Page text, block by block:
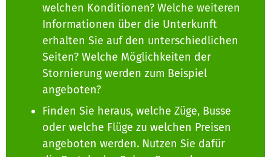
welchen Konditionen? Welche weiteren
Informationen über die Unterkunft
erhalten Sie auf den unterschiedlichen
Seiten? Welche Möglichkeiten der
Stornierung werden zum Beispiel
angeboten?
Finden Sie heraus, welche Züge, Busse
oder welche Flüge zu welchen Preisen
angeboten werden. Nutzen Sie dafür